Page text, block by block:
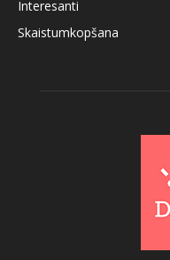
Interesanti
Skaistumkopšana